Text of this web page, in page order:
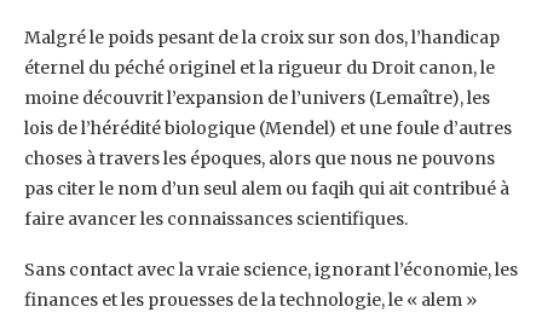
Malgré le poids pesant de la croix sur son dos, l’handicap
éternel du péché originel et la rigueur du Droit canon, le
moine découvrit l’expansion de l’univers (Lemaître), les
lois de l’hérédité biologique (Mendel) et une foule d’autres
choses à travers les époques, alors que nous ne pouvons
pas citer le nom d’un seul alem ou faqih qui ait contribué à
faire avancer les connaissances scientifiques.
Sans contact avec la vraie science, ignorant l’économie, les
finances et les prouesses de la technologie, le « alem »